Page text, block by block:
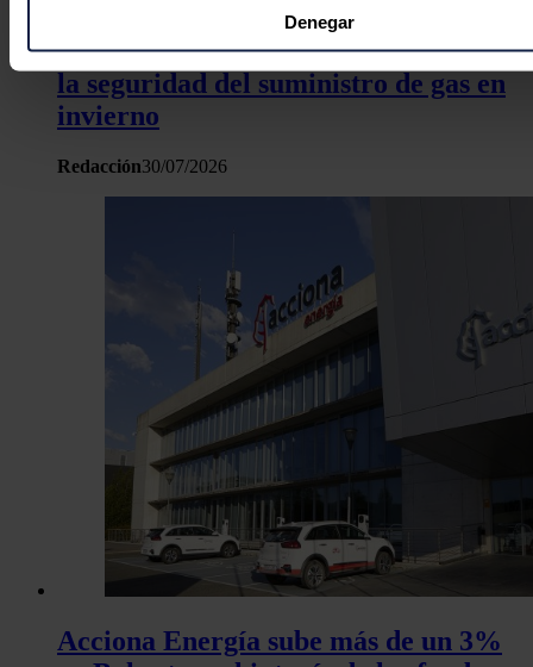
puede tener una precisión de varios metros
Identificar su dispositivo analizándolo activamente
características específicas (huellas digitales)
Obtenga más información sobre cómo se procesan sus
personales y establezca sus preferencias en la
Puede cambiar o retirar su consentimiento en cualquier
la Declaración de cookies.
y los anuncios, ofrecer funciones de redes sociales y
tráfico. Además, compartimos información sobre el uso que
sitio web con nuestros partners de redes sociales,
análisis web, quienes pueden combinarla con otra
haya proporcionado o que hayan recopilado a partir del uso
hecho de sus servicios.
Denegar
Europa no puede dar por garantizada
la seguridad del suministro de gas en
invierno
Redacción30/07/2026
Acciona Energía sube más de un 3%